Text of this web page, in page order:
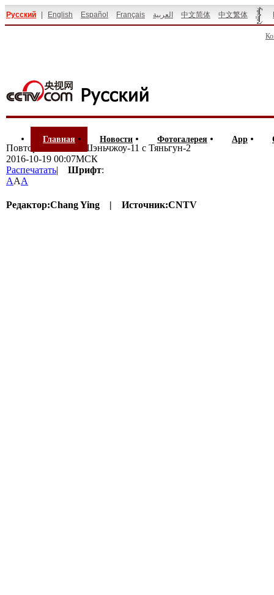
Русский English Español Français العربية 中文简体 中文繁体
Главная Новости Фотогалерея App
Повтор: стыковка Шэньчжоу-11 с Тяньгун-2
2016-10-19 00:07МСК
Распечатать| Шрифт:
AAA
Редактор:Chang Ying | Источник:CNTV